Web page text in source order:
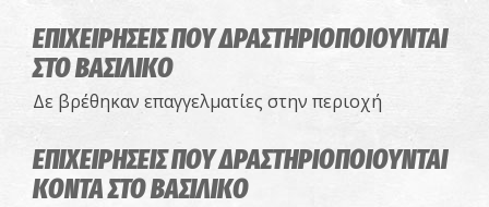
ΕΠΙΧΕΙΡΗΣΕΙΣ ΠΟΥ ΔΡΑΣΤΗΡΙΟΠΟΙΟΥΝΤΑΙ
ΣΤΟ ΒΑΣΙΛΙΚΟ
Δε βρέθηκαν επαγγελματίες στην περιοχή
ΕΠΙΧΕΙΡΗΣΕΙΣ ΠΟΥ ΔΡΑΣΤΗΡΙΟΠΟΙΟΥΝΤΑΙ
ΚΟΝΤΑ ΣΤΟ ΒΑΣΙΛΙΚΟ